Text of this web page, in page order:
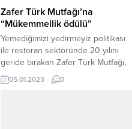
toplayan çocukları görünce aracını
durdurarak yanlarına gitti....
Zafer Türk Mutfağı’na
“Mükemmellik ödülü”
Yemediğimizi yedirmeyiz politikası
ile restoran sektöründe 20 yılını
geride bırakan Zafer Türk Mutfağı,
TripAdvisor ‘Mükemmellik
Sertifikası’ alarak, hizmette ortaya
05.01.2023 0